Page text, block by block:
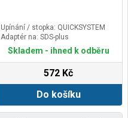
Upínání / stopka: QUICKSYSTEM
Adaptér na: SDS-plus
Skladem - ihned k odběru
572 Kč
Do košíku